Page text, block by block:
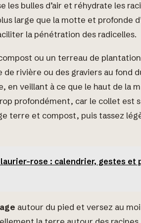
les bulles d’air et réhydrate les
large que la motte et profonde
la pénétration des radicelles.
ou un terreau de
rivière ou des graviers au fond
en veillant à ce que le haut de la
profondément, car le collet est
terre et compost, puis tassez
rose : calendrier, gestes et
autour du pied et versez au